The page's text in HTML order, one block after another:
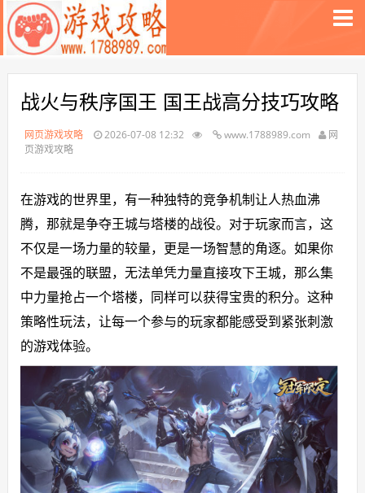
战火与秩序国王 国王战高分技巧攻略
网页游戏攻略 2026-07-08 12:32 www.1788989.com
网
页游戏攻略
在游戏的世界里，有一种独特的竞争机制让人热血沸
腾，那就是争夺王城与塔楼的战役。对于玩家而言，这
不仅是一场力量的较量，更是一场智慧的角逐。如果你
不是最强的联盟，无法单凭力量直接攻下王城，那么集
中力量抢占一个塔楼，同样可以获得宝贵的积分。这种
策略性玩法，让每一个参与的玩家都能感受到紧张刺激
的游戏体验。